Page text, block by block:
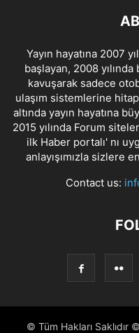
Yayın hayatına 2007
başlayan, 2008
kavuşarak sadece
ulaşım sistemlerine hitap
altında yayın hayatına
2015 yılında Forum
ilk Haber portalı' nı
anlayışımızla sizlere
Contact us:
© Tüm Hakları Saklıdır